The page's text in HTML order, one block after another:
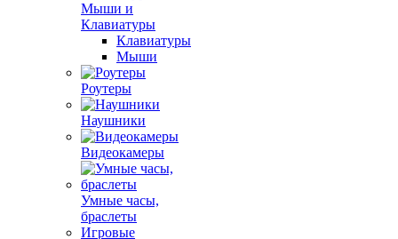
Мыши и
Клавиатуры
Клавиатуры
Мыши
Роутеры
Наушники
Видеокамеры
Умные часы,
браслеты
Игровые